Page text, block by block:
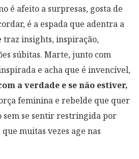
é afeito a surpresas, gosta de
é a espada que adentra a
traz insights, inspiração,
súbitas. Marte, junto com
e acha que é invencível,
a verdade e se não estiver,
feminina e rebelde que quer
se sentir restringida por
muitas vezes age nas